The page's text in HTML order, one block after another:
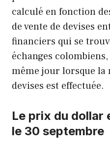
calculé en fonction
de vente de devises
financiers qui se
échanges
même jour lorsque la
devises est effectuée.
Le prix du dollar
le 30 septembre